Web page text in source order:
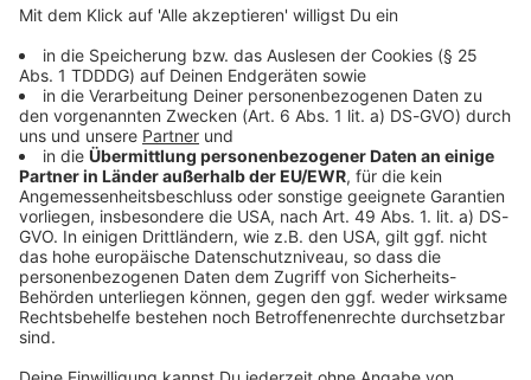
Milzwurst. Erlebt der Klassiker eine neue Blüte?
24.06.2026 22:00 / 32min
Audiotitel - Die Bayerische Verfassung
Die Bayerische Verfassung
“Angesichts des
Trümmerfeldes, zu dem
eine Staats- und
Gesellschaftsordnung ohne
Gott, ohne Gewissen und
ohne Achtung vor der
Überlebenden des zweiten